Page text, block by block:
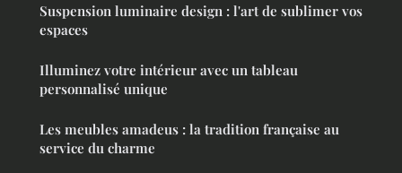
Suspension luminaire design : l'art de sublimer vos
espaces
Illuminez votre intérieur avec un tableau
personnalisé unique
Les meubles amadeus : la tradition française au
service du charme